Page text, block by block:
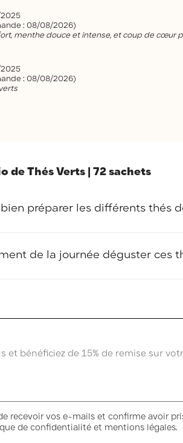
: 08/08/2026)
menthe douce et intense, et coup de cœur
: 08/08/2026)
de Thés Verts | 72 sachets
préparer les différents thés
de l'amertume). Versez toujours une
de la journée déguster ces
et bénéficiez de 15% de remise sur
recevoir vos e-mails et confirme avoir
de confidentialité et mentions légales.